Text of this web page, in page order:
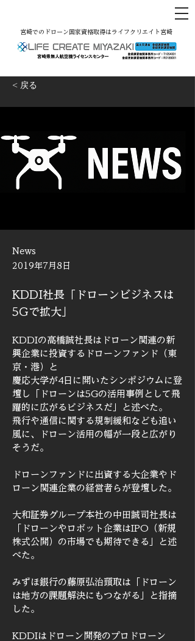
宮崎でのドローン国家資格取得はライフクリエイト宮崎
< 戻る
News
2019年7月8日
KDDI社長「ドローンビジネスは
5Gで拡大」
KDDIの高橋誠社長はドローン関連の新
興企業に投資するドローンファンド（東
京・港）と
慶応大学が4日に開いたシンポジウムに登
壇し「ドローンは5Gの活用事例として飛
躍的に広がるビジネスだ」と述べた。
飛行や通信に関する規制緩和なども追い
風に、ドローン活用の幅が一段と広がり
そうだ。
ドローンファンドに出資する大企業やド
ローン関連企業の経営者らが登壇した。
大和証券グループ本社の中田誠司社長は
「ドローンやロボット企業はIPO（新規
株式公開）の市場でも期待できる」と述
べた。
みずほ銀行の藤原弘治頭取は「ドローン
は地方の課題解決にもつながる」と指摘
した。
KDDIはドローン開発のプロドローン